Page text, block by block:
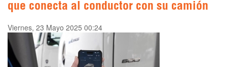
que conecta al conductor con su camión
Viernes, 23 Mayo 2025 00:24